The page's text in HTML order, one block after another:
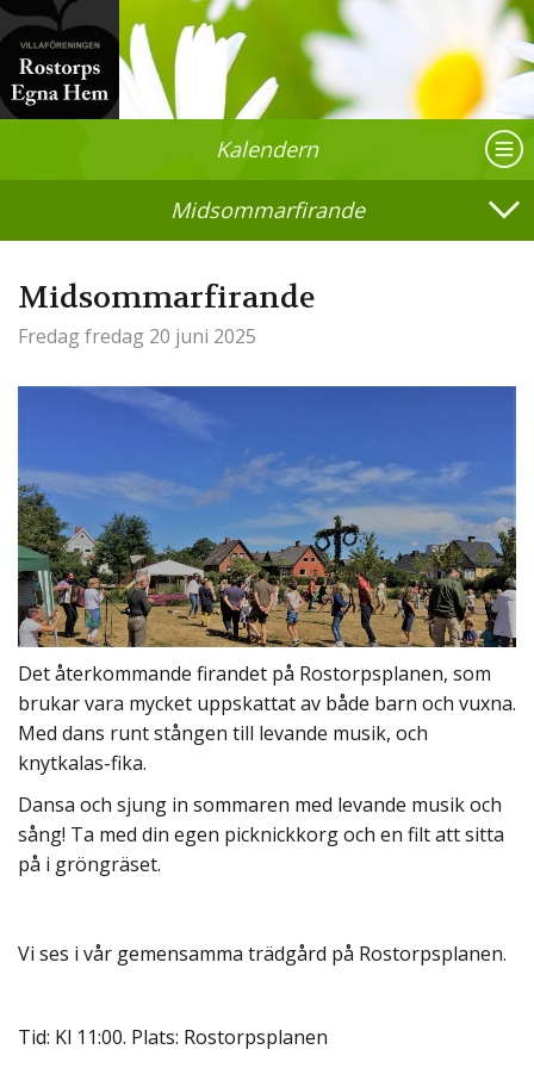
Kalendern
Midsommarfirande
Midsommarfirande
Fredag fredag 20 juni 2025
Det återkommande firandet på Rostorpsplanen, som
brukar vara mycket uppskattat av både barn och vuxna.
Med dans runt stången till levande musik, och
knytkalas-fika.
Dansa och sjung in sommaren med levande musik och
sång! Ta med din egen picknickkorg och en filt att sitta
på i gröngräset.
Vi ses i vår gemensamma trädgård på Rostorpsplanen.
Tid: Kl 11:00. Plats: Rostorpsplanen